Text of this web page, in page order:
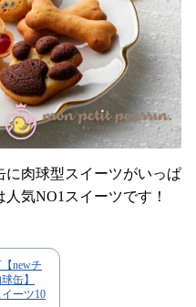
肉球型スイーツがいっぱ
気NO1スイーツです！
newチ
缶】
イーツ10